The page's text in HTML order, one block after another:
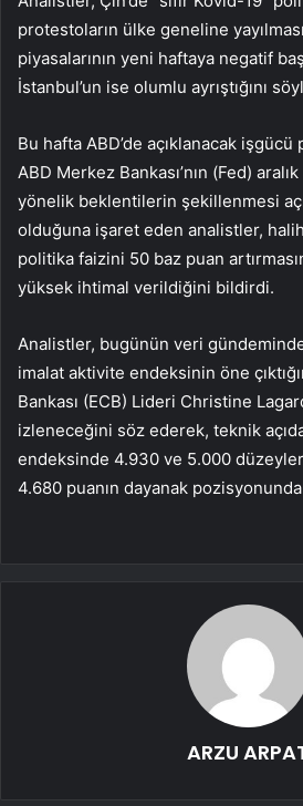
protestoların ülke geneline
piyasalarının yeni haftaya negatif
İstanbul’un ise olumlu ayrıştığını
Bu hafta ABD’de açıklanacak
ABD Merkez Bankası’nın (Fed) aralık
yönelik beklentilerin şekillenmesi
olduğuna işaret eden analistler,
politika faizini 50 baz puan
yüksek ihtimal verildiğini bildirdi.
Analistler, bugünün veri
imalat aktivite endeksinin öne
Bankası (ECB) Lideri Christine
izleneceğini söz ederek, teknik
endeksinde 4.930 ve 5.000
4.680 puanın dayanak
ARZU